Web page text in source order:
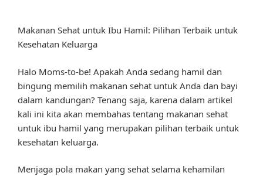
Makanan Sehat untuk Ibu Hamil: Pilihan Terbaik untuk
Kesehatan Keluarga
Halo Moms-to-be! Apakah Anda sedang hamil dan
bingung memilih makanan sehat untuk Anda dan bayi
dalam kandungan? Tenang saja, karena dalam artikel
kali ini kita akan membahas tentang makanan sehat
untuk ibu hamil yang merupakan pilihan terbaik untuk
kesehatan keluarga.
Menjaga pola makan yang sehat selama kehamilan